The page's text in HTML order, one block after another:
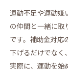
運動不足や運動嫌
の仲間と一緒に取
です。補助金対応
下げるだけでなく
実際に、運動を始